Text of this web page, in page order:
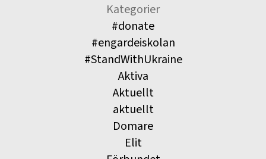
Kategorier
#donate
#engardeiskolan
#StandWithUkraine
Aktiva
Aktuellt
aktuellt
Domare
Elit